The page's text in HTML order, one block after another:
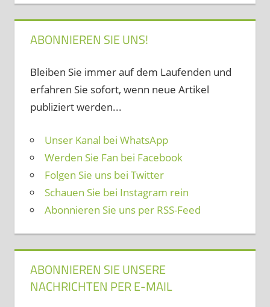
ABONNIEREN SIE UNS!
Bleiben Sie immer auf dem Laufenden und
erfahren Sie sofort, wenn neue Artikel
publiziert werden...
Unser Kanal bei WhatsApp
Werden Sie Fan bei Facebook
Folgen Sie uns bei Twitter
Schauen Sie bei Instagram rein
Abonnieren Sie uns per RSS-Feed
ABONNIEREN SIE UNSERE
NACHRICHTEN PER E-MAIL